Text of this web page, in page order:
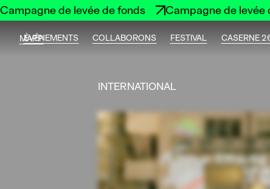
Campagne de levée de fonds Campagne de levée
MAPP
ÉVÉNEMENTS COLLABORONS FESTIVAL CASERNE
INTERNATIONAL